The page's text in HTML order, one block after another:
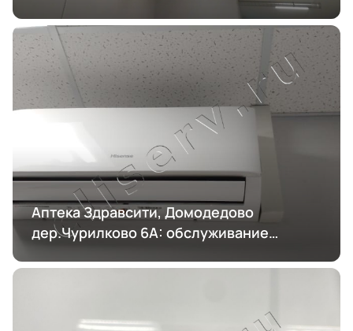
Аптека Здравсити, Домодедово
дер.Чурилково 6А: обслуживание